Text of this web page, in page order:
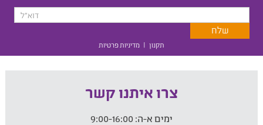
תקנון | מדיניות פרטיות
צרו איתנו קשר
ימים א-ה: